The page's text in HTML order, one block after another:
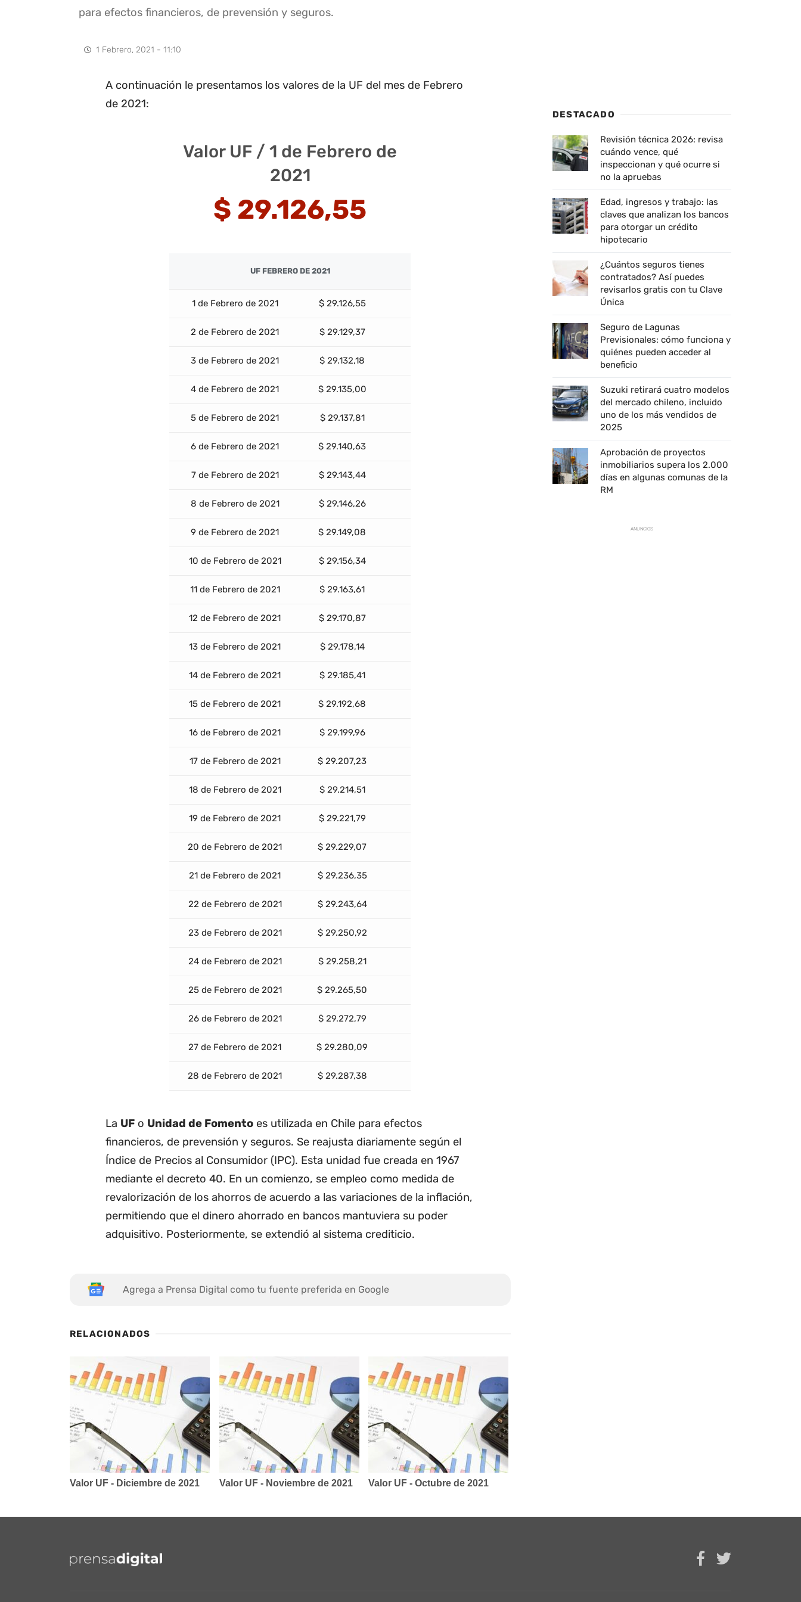
para efectos financieros, de prevensión y seguros.
1 Febrero, 2021 - 11:10
A continuación le presentamos los valores de la UF del mes de Febrero
de 2021:
Valor UF / 1 de Febrero de
2021
$ 29.126,55
UF FEBRERO DE 2021
1 de Febrero de 2021 $ 29.126,55
2 de Febrero de 2021 $ 29.129,37
3 de Febrero de 2021 $ 29.132,18
4 de Febrero de 2021 $ 29.135,00
5 de Febrero de 2021 $ 29.137,81
6 de Febrero de 2021 $ 29.140,63
7 de Febrero de 2021 $ 29.143,44
8 de Febrero de 2021 $ 29.146,26
9 de Febrero de 2021 $ 29.149,08
10 de Febrero de 2021 $ 29.156,34
11 de Febrero de 2021 $ 29.163,61
12 de Febrero de 2021 $ 29.170,87
13 de Febrero de 2021 $ 29.178,14
14 de Febrero de 2021 $ 29.185,41
15 de Febrero de 2021 $ 29.192,68
16 de Febrero de 2021 $ 29.199,96
17 de Febrero de 2021 $ 29.207,23
18 de Febrero de 2021 $ 29.214,51
19 de Febrero de 2021 $ 29.221,79
20 de Febrero de 2021 $ 29.229,07
21 de Febrero de 2021 $ 29.236,35
22 de Febrero de 2021 $ 29.243,64
23 de Febrero de 2021 $ 29.250,92
24 de Febrero de 2021 $ 29.258,21
25 de Febrero de 2021 $ 29.265,50
26 de Febrero de 2021 $ 29.272,79
27 de Febrero de 2021 $ 29.280,09
28 de Febrero de 2021 $ 29.287,38
La UF o Unidad de Fomento es utilizada en Chile para efectos
financieros, de prevensión y seguros. Se reajusta diariamente según el
Índice de Precios al Consumidor (IPC). Esta unidad fue creada en 1967
mediante el decreto 40. En un comienzo, se empleo como medida de
revalorización de los ahorros de acuerdo a las variaciones de la inflación,
permitiendo que el dinero ahorrado en bancos mantuviera su poder
adquisitivo. Posteriormente, se extendió al sistema crediticio.
Agrega a Prensa Digital como tu fuente preferida en Google
RELACIONADOS
Valor UF - Diciembre de 2021 Valor UF - Noviembre de 2021 Valor UF - Octubre de 2021
DESTACADO
Revisión técnica 2026: revisa
cuándo vence, qué
inspeccionan y qué ocurre si
no la apruebas
Edad, ingresos y trabajo: las
claves que analizan los bancos
para otorgar un crédito
hipotecario
¿Cuántos seguros tienes
contratados? Así puedes
revisarlos gratis con tu Clave
Única
Seguro de Lagunas
Previsionales: cómo funciona y
quiénes pueden acceder al
beneficio
Suzuki retirará cuatro modelos
del mercado chileno, incluido
uno de los más vendidos de
2025
Aprobación de proyectos
inmobiliarios supera los 2.000
días en algunas comunas de la
RM
ANUNCIOS